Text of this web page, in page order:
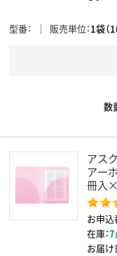
型番 販売単位 1袋（
数
アス
アー
冊入
お申込
在庫：7
お届け